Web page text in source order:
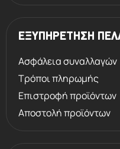
ΕΞΥΠΗΡΕΤΗΣΗ
Ασφάλεια συναλλαγών
Τρόποι πληρωμής
Επιστροφή προϊόντων
Αποστολή προϊόντων